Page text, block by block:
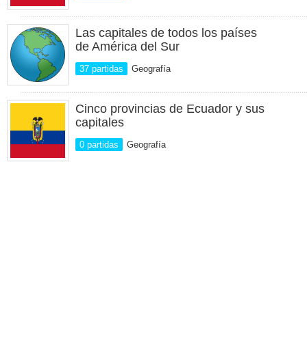
Las capitales de todos los países
de América del Sur
37 partidas Geografía
Cinco provincias de Ecuador y sus
capitales
0 partidas Geografía